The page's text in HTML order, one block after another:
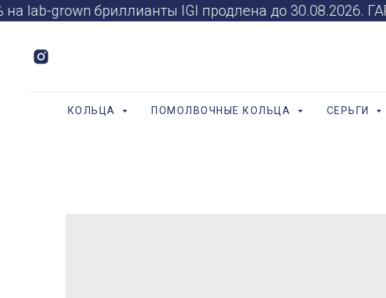
lab-grown бриллианты IGI продлена до 30.08.2026.
КОЛЬЦА ПОМОЛВОЧНЫЕ КОЛЬЦА СЕРЬГИ